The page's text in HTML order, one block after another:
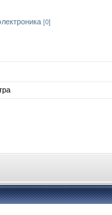
[0]